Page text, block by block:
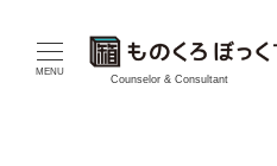
MENU
Counselor & Consultant